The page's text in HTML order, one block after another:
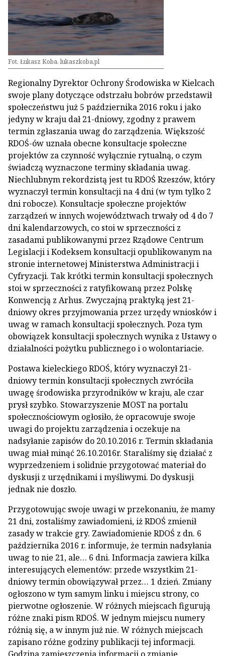
Fot. Łukasz Koba, lukaszkoba.pl
Regionalny Dyrektor Ochrony Środowiska w Kielcach
swoje plany dotyczące odstrzału bobrów przedstawił
społeczeństwu już 5 października 2016 roku i jako
jedyny w kraju dał 21-dniowy, zgodny z prawem
termin zgłaszania uwag do zarządzenia. Większość
RDOŚ-ów uznała obecne konsultacje społeczne
projektów za czynność wyłącznie rytualną, o czym
świadczą wyznaczone terminy składania uwag.
Niechlubnym rekordzistą jest tu RDOŚ Rzeszów, który
wyznaczył termin konsultacji na 4 dni (w tym tylko 2
dni robocze). Konsultacje społeczne projektów
zarządzeń w innych województwach trwały od 4 do 7
dni kalendarzowych, co stoi w sprzeczności z
zasadami publikowanymi przez Rządowe Centrum
Legislacji i Kodeksem konsultacji opublikowanym na
stronie internetowej Ministerstwa Administracji i
Cyfryzacji. Tak krótki termin konsultacji społecznych
stoi w sprzeczności z ratyfikowaną przez Polskę
Konwencją z Arhus. Zwyczajną praktyką jest 21-
dniowy okres przyjmowania przez urzędy wniosków i
uwag w ramach konsultacji społecznych. Poza tym
obowiązek konsultacji społecznych wynika z Ustawy o
działalności pożytku publicznego i o wolontariacie.
Postawa kieleckiego RDOŚ, który wyznaczył 21-
dniowy termin konsultacji społecznych zwróciła
uwagę środowiska przyrodników w kraju, ale czar
prysł szybko. Stowarzyszenie MOST na portalu
społecznościowym ogłosiło, że opracowuje swoje
uwagi do projektu zarządzenia i oczekuje na
nadsyłanie zapisów do 20.10.2016 r. Termin składania
uwag miał minąć 26.10.2016r. Staraliśmy się działać z
wyprzedzeniem i solidnie przygotować materiał do
dyskusji z urzędnikami i myśliwymi. Do dyskusji
jednak nie doszło.
Przygotowując swoje uwagi w przekonaniu, że mamy
21 dni, zostaliśmy zawiadomieni, iż RDOŚ zmienił
zasady w trakcie gry. Zawiadomienie RDOŚ z dn. 6
października 2016 r. informuje, że termin nadsyłania
uwag to nie 21, ale… 6 dni. Informacja zawiera kilka
interesujących elementów: przede wszystkim 21-
dniowy termin obowiązywał przez… 1 dzień. Zmiany
ogłoszono w tym samym linku i miejscu strony, co
pierwotne ogłoszenie. W różnych miejscach figurują
różne znaki pism RDOŚ. W jednym miejscu numery
różnią się, a w innym już nie. W różnych miejscach
zapisano różne godziny publikacji tej informacji.